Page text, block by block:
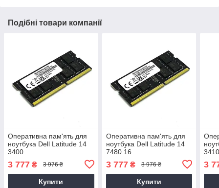
Подібні товари компанії
Оперативна пам'ять для
ноутбука Dell Latitude 14
3400
3 777 ₴ 3 976 ₴
Купити
Оперативна пам'ять для
ноутбука Dell Latitude 14
7480 16
3 777₴ 3 976 ₴
Купити
3